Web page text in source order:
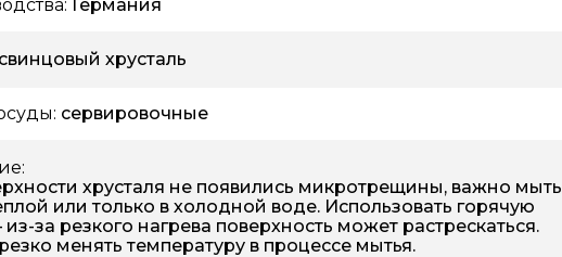
Германия
хрусталь
сервировочные
хрусталя не появились микротрещины, важно мыть
или только в холодной воде. Использовать горячую
за резкого нагрева поверхность может растрескаться.
менять температуру в процессе мытья.